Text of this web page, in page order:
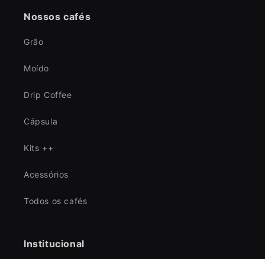
Nossos cafés
Grão
Moído
Drip Coffee
Cápsula
Kits ++
Acessórios
Todos os cafés
Institucional